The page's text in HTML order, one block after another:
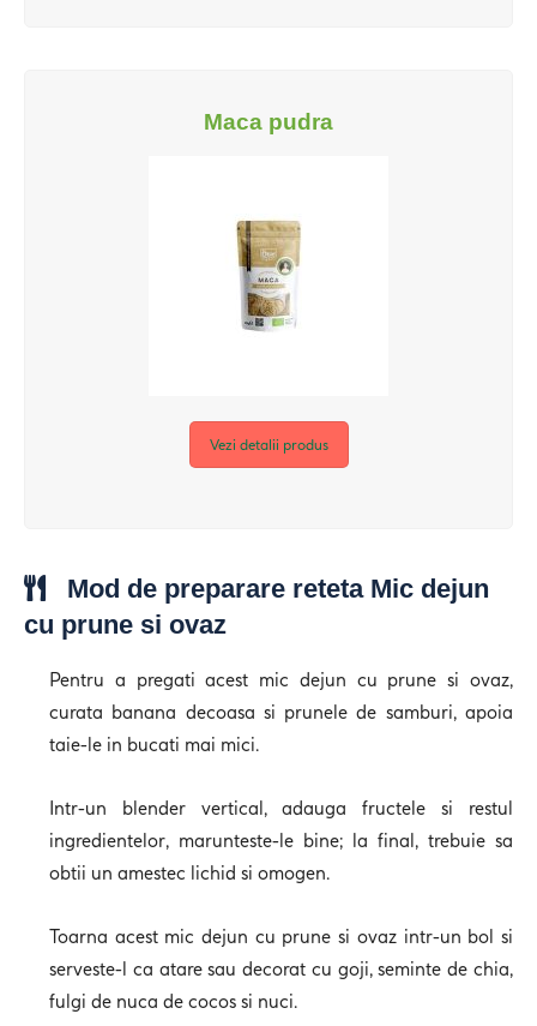
Maca pudra
Vezi detalii produs
Mod de preparare reteta Mic dejun
cu prune si ovaz
Pentru a pregati acest mic dejun cu prune si ovaz,
curata banana decoasa si prunele de samburi, apoia
taie-le in bucati mai mici.
Intr-un blender vertical, adauga fructele si restul
ingredientelor, marunteste-le bine; la final, trebuie sa
obtii un amestec lichid si omogen.
Toarna acest mic dejun cu prune si ovaz intr-un bol si
serveste-l ca atare sau decorat cu goji, seminte de chia,
fulgi de nuca de cocos si nuci.